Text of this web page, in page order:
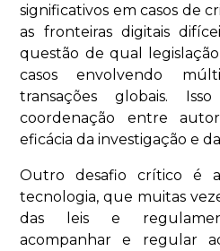
significativos em casos de
as fronteiras digitais
questão de qual
casos envolvendo
transações globais.
coordenação entre
eficácia da investigação e
Outro desafio crítico é
tecnologia, que muitas
das leis e
acompanhar e regular